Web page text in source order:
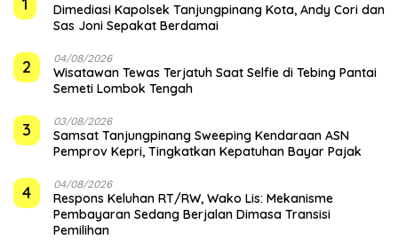
Dimediasi Kapolsek Tanjungpinang Kota, Andy Cori dan
Sas Joni Sepakat Berdamai
2 04/08/2026
Wisatawan Tewas Terjatuh Saat Selfie di Tebing Pantai
Semeti Lombok Tengah
3 03/08/2026
Samsat Tanjungpinang Sweeping Kendaraan ASN
Pemprov Kepri, Tingkatkan Kepatuhan Bayar Pajak
4 04/08/2026
‎Respons Keluhan RT/RW, Wako Lis: Mekanisme
Pembayaran Sedang Berjalan Dimasa Transisi
Pemilihan